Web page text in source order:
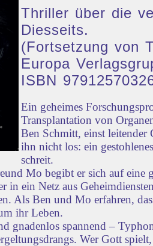
Thriller über die
Diesseits.
(Fortsetzung von
Europa
ISBN
Ein geheimes
Transplantation von
Ben Schmitt, einst
ihn nicht los: ein
schreit.
Mo begibt er sich auf
in ein Netz aus
Als Ben und Mo erfahren,
ihr Leben.
gnadenlos spannend –
Wer Gott